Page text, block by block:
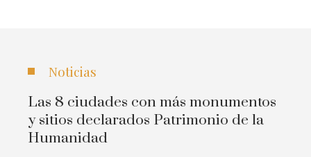
Noticias
Las 8 ciudades con más monumentos
y sitios declarados Patrimonio de la
Humanidad